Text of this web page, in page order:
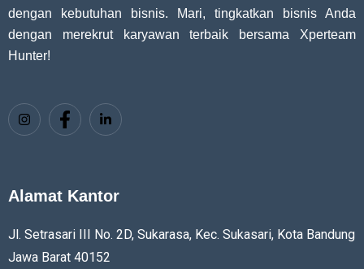
dengan kebutuhan bisnis. Mari, tingkatkan bisnis Anda
dengan merekrut karyawan terbaik bersama Xperteam
Hunter!
Alamat Kantor
Jl. Setrasari III No. 2D, Sukarasa, Kec. Sukasari, Kota Bandung
Jawa Barat 40152